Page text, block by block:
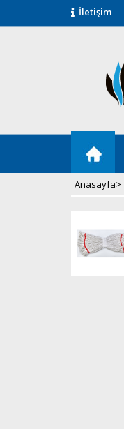
İletişim
Anasayfa>